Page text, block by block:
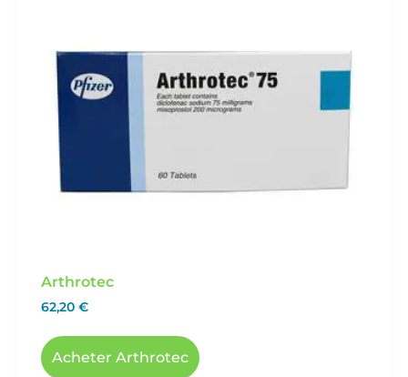
Arthrotec
62,20 €
Acheter Arthrotec